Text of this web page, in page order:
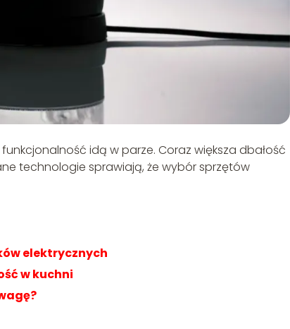
idą w parze. Coraz większa dbałość
technologie sprawiają, że wybór sprzętów
elektrycznych
w kuchni